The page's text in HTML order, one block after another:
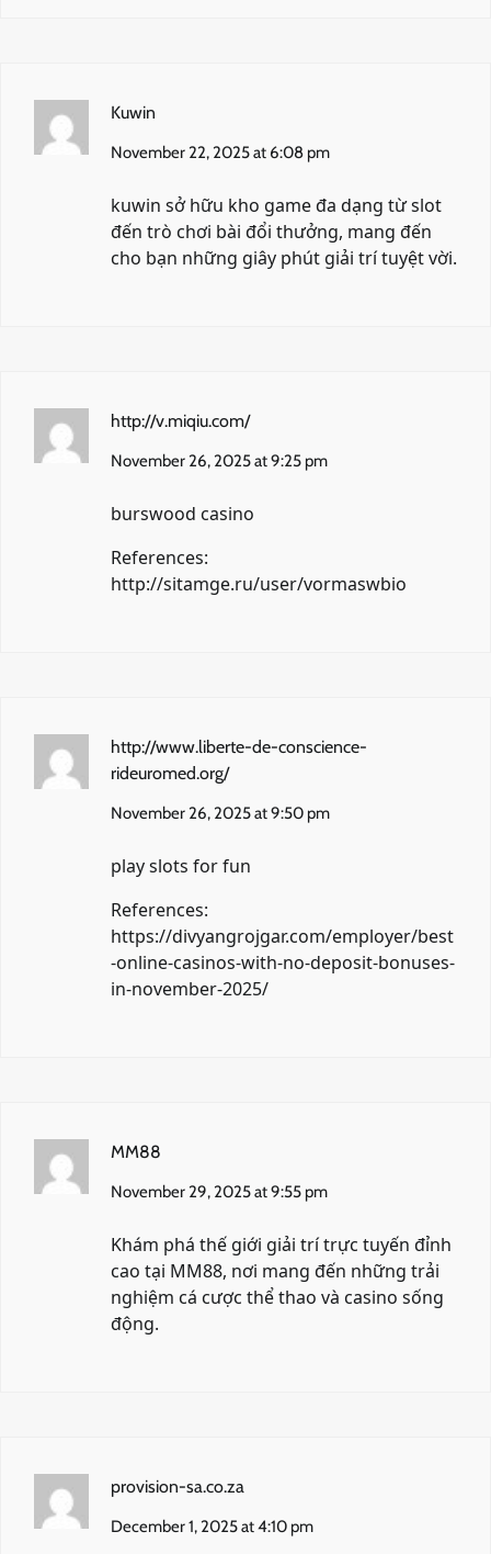
Kuwin
November 22, 2025 at 6:08 pm
kuwin sở hữu kho game đa dạng từ slot
đến trò chơi bài đổi thưởng, mang đến
cho bạn những giây phút giải trí tuyệt vời.
http://v.miqiu.com/
November 26, 2025 at 9:25 pm
burswood casino
References:
http://sitamge.ru/user/vormaswbio
http://www.liberte-de-conscience-
rideuromed.org/
November 26, 2025 at 9:50 pm
play slots for fun
References:
https://divyangrojgar.com/employer/best
-online-casinos-with-no-deposit-bonuses-
in-november-2025/
MM88
November 29, 2025 at 9:55 pm
Khám phá thế giới giải trí trực tuyến đỉnh
cao tại MM88, nơi mang đến những trải
nghiệm cá cược thể thao và casino sống
động.
provision-sa.co.za
December 1, 2025 at 4:10 pm